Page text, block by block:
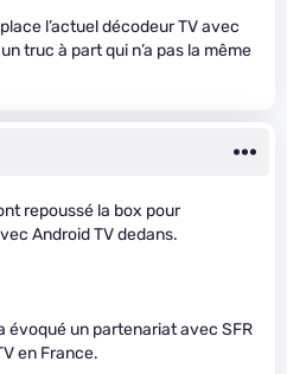
l’actuel décodeur TV avec
truc à part qui n’a pas la même
repoussé la box pour
Android TV dedans.
évoqué un partenariat avec SFR
en France.